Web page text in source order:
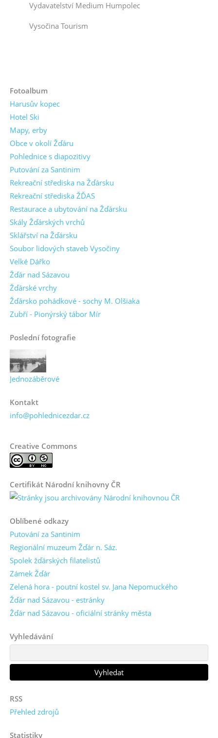
Vydavatelství Medium Humpolec
Vysočina Tourism
Fotoalbum
Harusův kopec
Hotel Ski
Mapy, erby
Obce v okolí Žďáru
Pohlednice s diapozitivy
Putování za Santinim
Rekreační střediska na Žďársku
Rekreační střediska ŽĎAS
Restaurace a ubytování na Žďársku
Skály Žďárských vrchů
Sklářství na Žďársku
Soubor lidových staveb Vysočiny
Velké Dářko
Žďár nad Sázavou
Žďárské vrchy
Žďársko pohádkové - sochy M. Olšiaka
Zubří - Pionýrský tábor Mír
Poslední fotografie
Jednozáběrové
Kontakt
info@pohlednicezdar.cz
Creative Commons
Certifikát Národní knihovny ČR
Oblíbené odkazy
Putování za Santinim
Regionální muzeum Žďár n. Sáz.
Spolek žďárských filatelistů
Zámek Žďár
Zelená hora - poutní kostel sv. Jana Nepomuckého
Žďár nad Sázavou - estránky
Žďár nad Sázavou - oficiální stránky města
Vyhledávání
RSS
Přehled zdrojů
Statistiky